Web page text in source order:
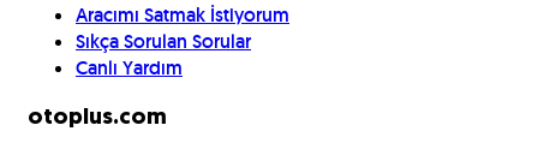
Aracımı Satmak İstiyorum
Sıkça Sorulan Sorular
Canlı Yardım
otoplus.com